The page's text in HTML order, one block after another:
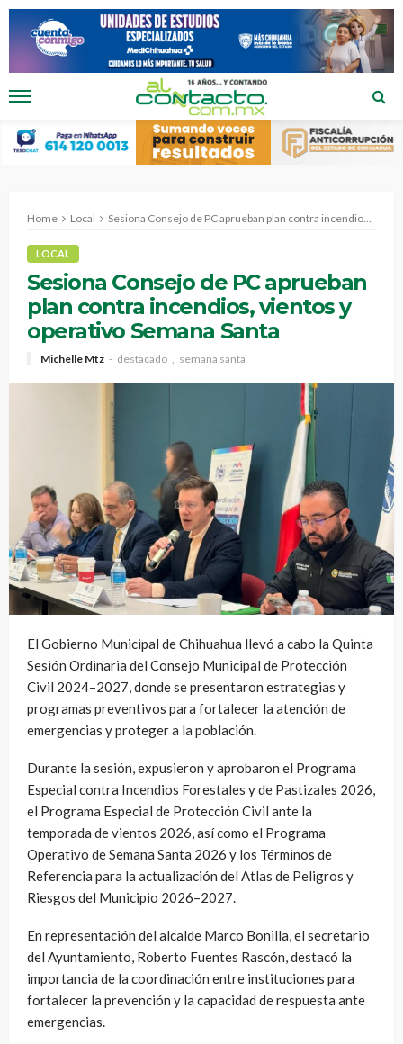
Home Local Sesiona Consejo de PC aprueban plan contra incendios, vientos y operativo Semana Santa
LOCAL
Sesiona Consejo de PC aprueban
plan contra incendios, vientos y
operativo Semana Santa
Michelle Mtz destacado semana santa
El Gobierno Municipal de Chihuahua llevó a cabo la Quinta
Sesión Ordinaria del Consejo Municipal de Protección
Civil 2024–2027, donde se presentaron estrategias y
programas preventivos para fortalecer la atención de
emergencias y proteger a la población.
Durante la sesión, expusieron y aprobaron el Programa
Especial contra Incendios Forestales y de Pastizales 2026,
el Programa Especial de Protección Civil ante la
temporada de vientos 2026, así como el Programa
Operativo de Semana Santa 2026 y los Términos de
Referencia para la actualización del Atlas de Peligros y
Riesgos del Municipio 2026–2027.
En representación del alcalde Marco Bonilla, el secretario
del Ayuntamiento, Roberto Fuentes Rascón, destacó la
importancia de la coordinación entre instituciones para
fortalecer la prevención y la capacidad de respuesta ante
emergencias.